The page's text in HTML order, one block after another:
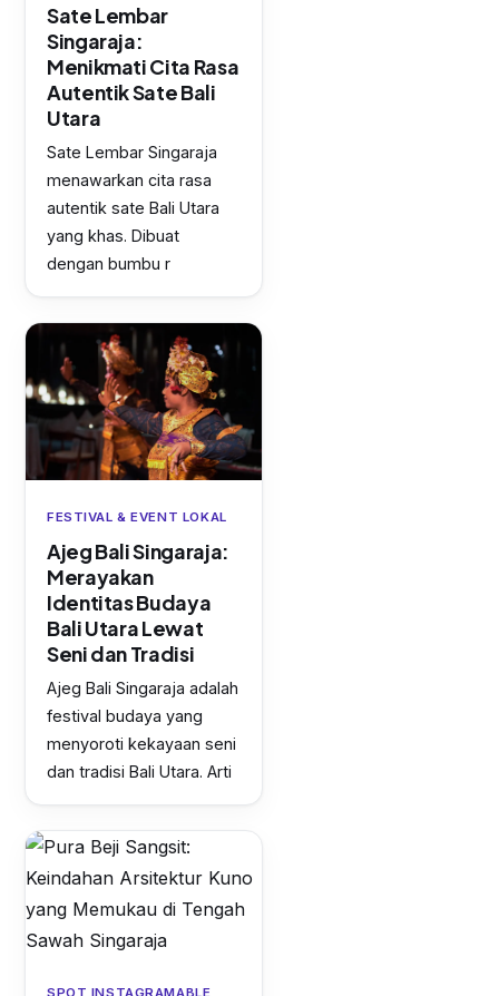
Sate Lembar
Singaraja:
Menikmati Cita Rasa
Autentik Sate Bali
Utara
Sate Lembar Singaraja
menawarkan cita rasa
autentik sate Bali Utara
yang khas. Dibuat
dengan bumbu r
FESTIVAL & EVENT LOKAL
Ajeg Bali Singaraja:
Merayakan
Identitas Budaya
Bali Utara Lewat
Seni dan Tradisi
Ajeg Bali Singaraja adalah
festival budaya yang
menyoroti kekayaan seni
dan tradisi Bali Utara. Arti
SPOT INSTAGRAMABLE